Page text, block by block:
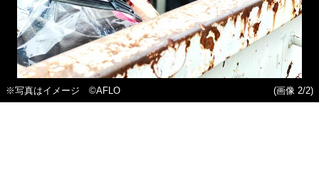
※写真はイメージ ©AFLO (画像 2/2)